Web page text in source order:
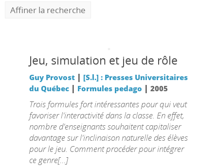
Affiner la recherche
Jeu, simulation et jeu de rôle
Guy Provost | [S.l.] : Presses Universitaires
du Québec| Formules pedago | 2005
Trois formules fort intéressantes pour qui veut
favoriser l'interactivité dans la classe. En effet,
nombre d'enseignants souhaitent capitaliser
davantage sur l'inclinaison naturelle des élèves
pour le jeu. Comment procéder pour intégrer
ce genre[...]